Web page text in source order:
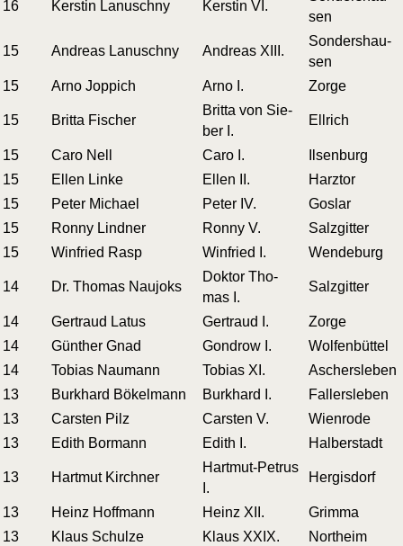
16 Kers­tin Lanuschny Kers­tin VI.
sen
15 Andre­as Lanuschny Andre­as XIII.
Son­ders­hau­
sen
15
Arno Joppich Arno I. Zor­ge
15 Brit­ta Fischer
Brit­ta von Sie­
ber I.
Ell­rich
15 Caro Nell Caro I.
Ilsen­burg
15
Ellen Linke Ellen II.
Harz­tor
15
Peter Michael Peter IV.
Gos­lar
15
Ron­ny Lindner Ron­ny V.
Salz­git­ter
15
Win­fried Rasp Win­fried I. Wen­de­burg
14 Dr. Tho­mas Naujoks
Dok­tor Tho­
mas I.
Salz­git­ter
14 Ger­traud Latus Ger­traud I.
Zor­ge
14
Gün­ther Gnad Gon­d­row I.
Wol­fen­büt­tel
14
Tobi­as Naumann Tobi­as XI.
Aschers­le­ben
13
Burk­hard Bökelmann Burk­hard I.
Fal­lers­le­ben
13
Cars­ten Pilz Cars­ten V.
Wien­ro­de
13
Edith Bormann Edith I. Hal­ber­stadt
13 Hart­mut Kirchner
Hart­mut-Petrus
I.
Her­gis­dorf
13 Heinz Hoffmann Heinz XII.
Grim­ma
13
Klaus Schulze Klaus XXIX.
Nort­heim